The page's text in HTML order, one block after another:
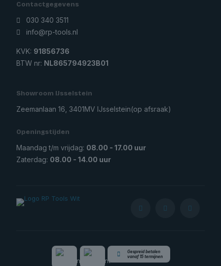
Contactgegevens
030 340 3511
info@rp-tools.nl
KVK: 91856736
BTW nr: NL865794923B01
Showroom IJsselstein
Zeemanlaan 16, 3401MV IJsselstein(op afsraak)
Openingstijden
Maandag t/m vrijdag: 08.00 - 17.00 uur
Zaterdag: 08.00 - 14.00 uur
Gespreid betalen
vanaf 15 termijnen